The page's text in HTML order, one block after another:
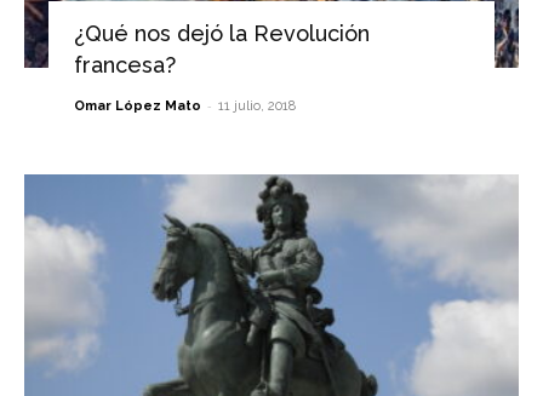
¿Qué nos dejó la Revolución
francesa?
Omar López Mato - 11 julio, 2018